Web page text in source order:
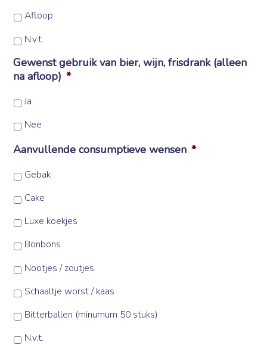
Afloop
N.v.t.
Gewenst gebruik van bier, wijn, frisdrank (alleen
na afloop) *
Ja
Nee
Aanvullende consumptieve wensen *
Gebak
Cake
Luxe koekjes
Bonbons
Nootjes / zoutjes
Schaaltje worst / kaas
Bitterballen (minumum 50 stuks)
N.v.t.